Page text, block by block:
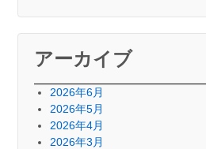
アーカイブ
2026年6月
2026年5月
2026年4月
2026年3月